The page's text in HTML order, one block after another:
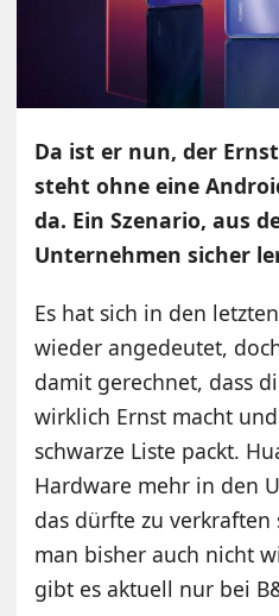
Da ist er nun, der
steht ohne eine
da. Ein Szenario, aus
Unternehmen sicher
Es hat sich in den
wieder angedeutet,
damit gerechnet, dass
wirklich Ernst macht
schwarze Liste packt.
Hardware mehr in den
das dürfte zu
man bisher auch nicht
gibt es aktuell nur bei